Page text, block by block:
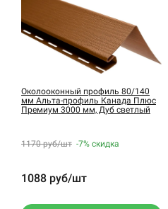
Околооконный профиль 80/140
мм Альта-профиль Канада Плюс
Премиум 3000 мм, Дуб светлый
1170 руб/шт -7% скидка
1088 руб/шт